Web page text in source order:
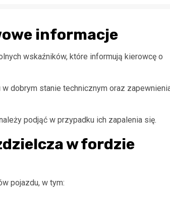
informacje
wskaźników, które informują kierowcę o
dobrym stanie technicznym oraz
podjąć w przypadku ich zapalenia się.
w fordzie
pojazdu, w tym: